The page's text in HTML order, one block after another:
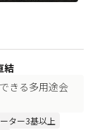
結
きる多用途会
ター3基以上